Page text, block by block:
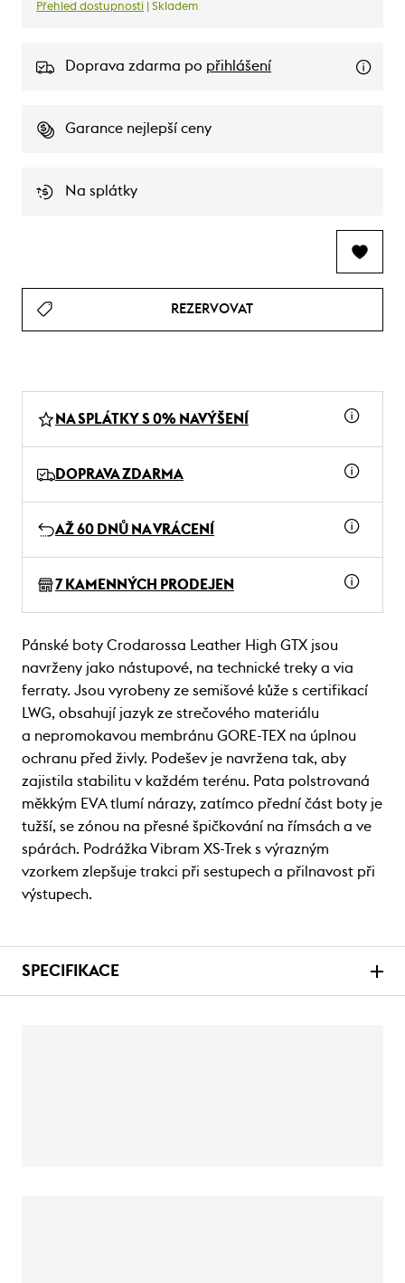
Přehled dostupnosti | Skladem
Doprava zdarma po přihlášení
Garance nejlepší ceny
Na splátky
REZERVOVAT
NA SPLÁTKY S 0% NAVÝŠENÍ
DOPRAVA ZDARMA
AŽ 60 DNŮ NA VRÁCENÍ
7 KAMENNÝCH PRODEJEN
Pánské boty Crodarossa Leather High GTX jsou
navrženy jako nástupové, na technické treky a via
ferraty. Jsou vyrobeny ze semišové kůže s certifikací
LWG, obsahují jazyk ze strečového materiálu
a nepromokavou membránu GORE-TEX na úplnou
ochranu před živly. Podešev je navržena tak, aby
zajistila stabilitu v každém terénu. Pata polstrovaná
měkkým EVA tlumí nárazy, zatímco přední část boty je
tužší, se zónou na přesné špičkování na římsách a ve
spárách. Podrážka Vibram XS-Trek s výrazným
vzorkem zlepšuje trakci při sestupech a přilnavost při
výstupech.
SPECIFIKACE